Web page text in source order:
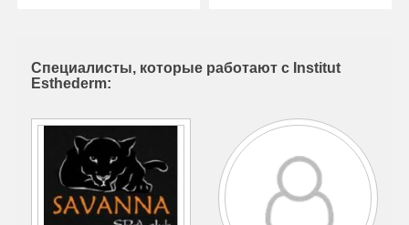
Специалисты, которые работают с Institut
Esthederm: